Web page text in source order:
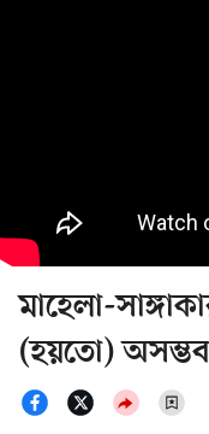
মাহেলা-
(হয়তো) অসম্ভব